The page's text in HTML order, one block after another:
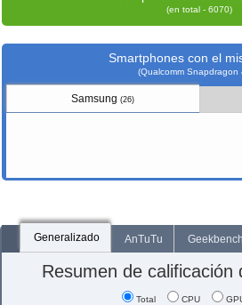
(en total - 6070)
Smartphones con el
(Qualcomm Snapdragon
Samsung(26)
Generalizado AnTuTu Geekbench
Resumen de calificación
Total CPU